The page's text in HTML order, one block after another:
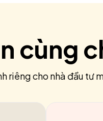
cùng
riêng cho nhà đầu tư